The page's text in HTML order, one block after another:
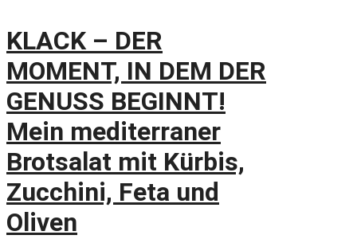
KLACK – DER
MOMENT, IN DEM DER
GENUSS BEGINNT!
Mein mediterraner
Brotsalat mit Kürbis,
Zucchini, Feta und
Oliven